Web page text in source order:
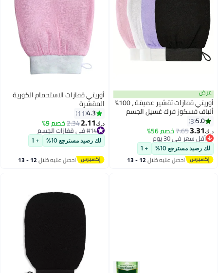
أوريتي قفازات تقشير عميقة ، 100٪
الجسم
لتنظيف
+ 1
خلال 12 - 13
أوريتي قفازات الاستحمام الكورية
المقشرة
4.3
11
خصم 9%
#14 في قفازات الجسم
لك رصيد مسترجع 10% + 1
احصل عليه خلال 12 - 13